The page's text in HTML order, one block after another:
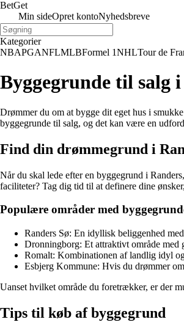
BetGet
Min sideOpret kontoNyhedsbreve
Kategorier
NBAPGANFLMLBFormel 1NHLTour de
Byggegrunde til salg
Drømmer du om at bygge dit eget hus i
byggegrunde til salg, og det kan være en
Find din drømmegrund i
Når du skal lede efter en byggegrund i
faciliteter? Tag dig tid til at definere dine
Populære områder med
Randers Sø: En idyllisk beliggenhed
Dronningborg: Et attraktivt område
Romalt: Kombinationen af landlig idyl
Esbjerg Kommune: Hvis du drømmer
Uanset hvilket område du foretrækker, er der
Tips til køb af byggegrund